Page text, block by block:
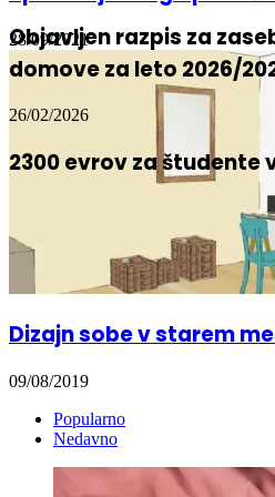
18/03/2026
Objavljen razpis za
domove za leto 2026/
2300 evrov za študente
uporabi javnega
28/09/2021
Dizajn sobe v starem
Popularno